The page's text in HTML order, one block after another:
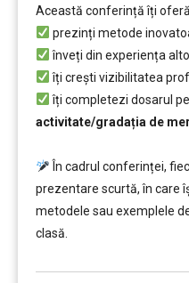
Această conferință îți
prezinți metode
înveți din experiența
îți crești vizibilitatea
îți completezi dosarul
activitate/gradația de
În cadrul conferinței,
prezentare scurtă, în care
metodele sau exemplele
clasă.